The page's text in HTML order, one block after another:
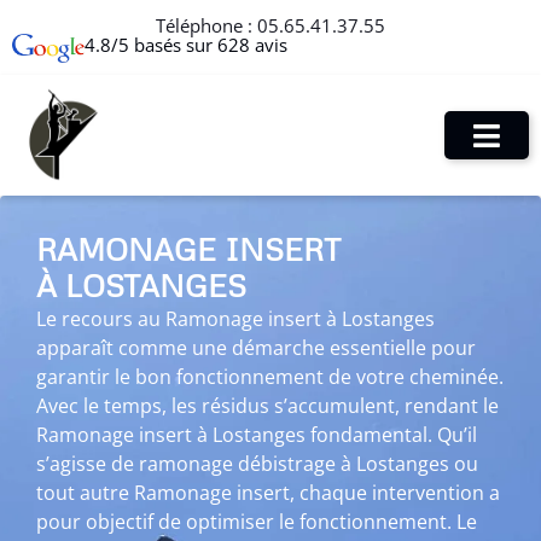
Téléphone : 05.65.41.37.55
4.8/5 basés sur 628 avis
RAMONAGE INSERT
À LOSTANGES
Le recours au Ramonage insert à Lostanges
apparaît comme une démarche essentielle pour
garantir le bon fonctionnement de votre cheminée.
Avec le temps, les résidus s’accumulent, rendant le
Ramonage insert à Lostanges fondamental. Qu’il
s’agisse de ramonage débistrage à Lostanges ou
tout autre Ramonage insert, chaque intervention a
pour objectif de optimiser le fonctionnement. Le